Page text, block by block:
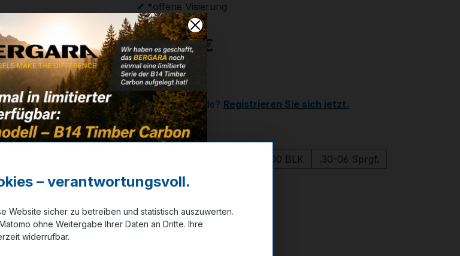
✔ *offene Visierung
1.179,00 €
✔ Auf Lager
Noch kein Kunde? Registrieren Sie sich jetzt.
Kaliberauswählen
.300 BLK .30-06 Sprgf.
Visierungauswählen
ohne
Kimme & Korn
– verantwortungsvoll.
Website sicher zu betreiben und statistisch auszuwerten.
ohne Weitergabe Ihrer Daten an Dritte. Ihre
widerrufbar.